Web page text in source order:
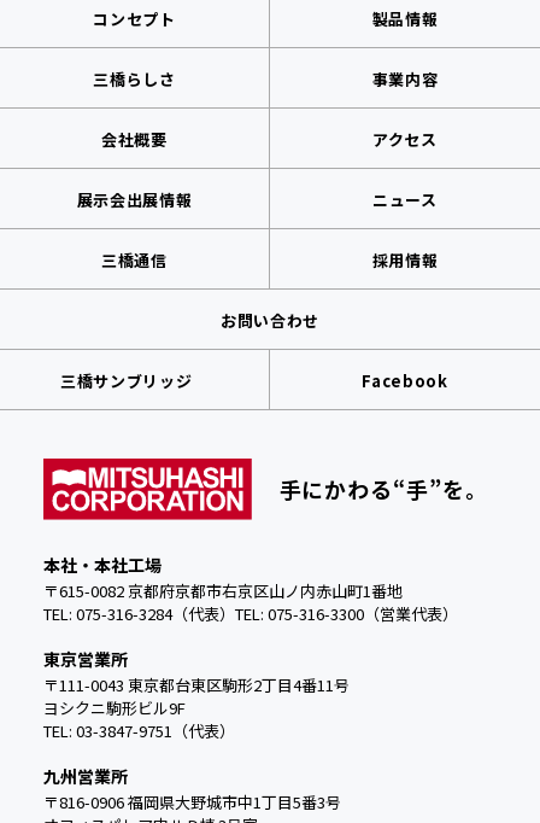
コンセプト 製品情報
三橋らしさ 事業内容
会社概要 アクセス
展示会出展情報 ニュース
三橋通信 採用情報
お問い合わせ
三橋サンブリッジ Facebook
手にかわる“手”を。
本社・本社工場
〒615-0082 京都府京都市右京区山ノ内赤山町1番地
TEL: 075-316-3284（代表） TEL: 075-316-3300（営業代表）
東京営業所
〒111-0043 東京都台東区駒形2丁目4番11号
ヨシクニ駒形ビル9F
TEL: 03-3847-9751（代表）
九州営業所
〒816-0906 福岡県大野城市中1丁目5番3号